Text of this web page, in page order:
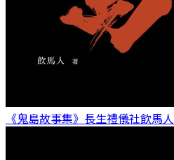
《鬼島故事集》長生禮儀社飲馬人